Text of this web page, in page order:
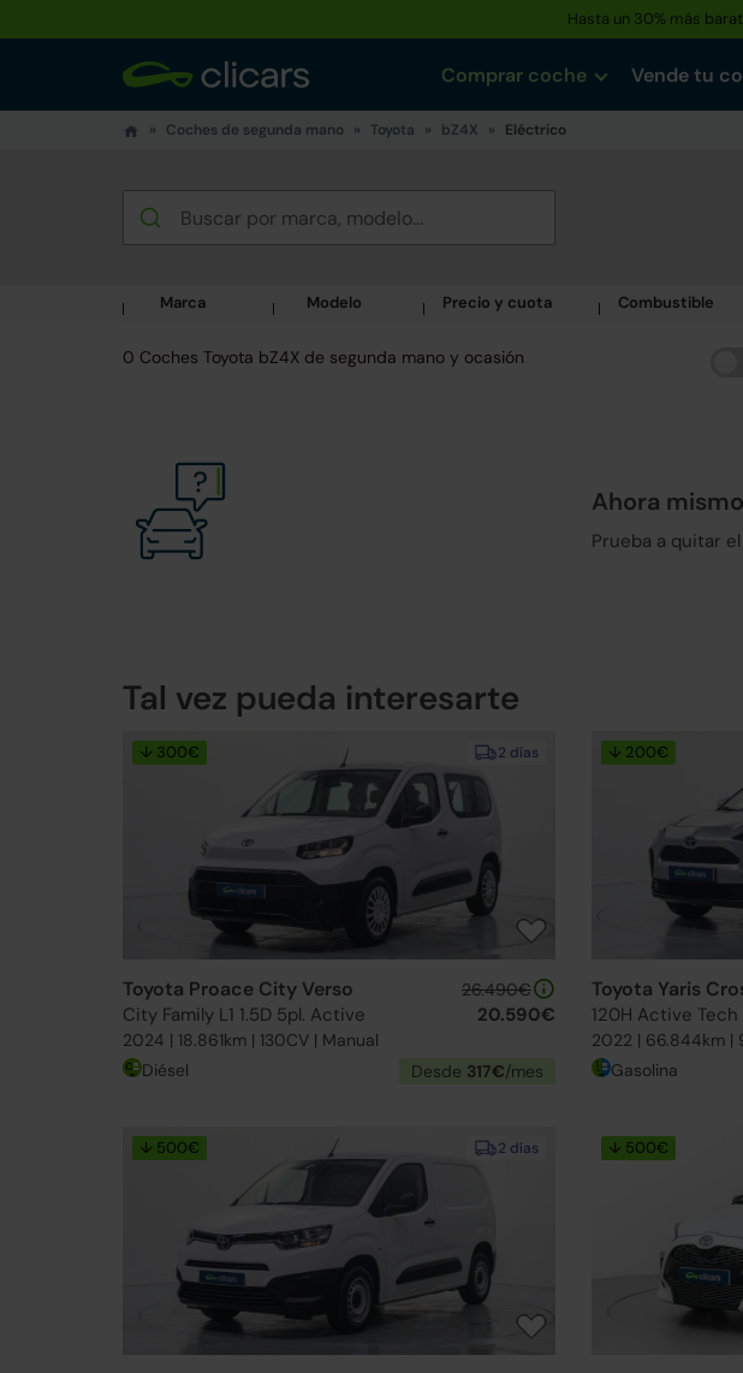
Hasta un 30% más
Comprar coche Vende tu
Coches de segunda mano Toyota bZ4X Eléctrico
Marca Modelo Precio y cuota Combustible
0 Coches Toyota bZ4X de segunda mano y ocasión
Ahora
Prueba a quitar
Tal vez pueda interesarte
2 días
↓ 300€
Toyota Proace City Verso
City Family L1 1.5D 5pl. Active
2024 | 18.861km | 130CV | Manual
26.490€
20.590€
Diésel Desde 317€/mes
↓ 200€
Toyota Yaris
120H Active Tech
2022 | 66.844km |
Gasolina
2 días
↓ 500€ ↓ 500€